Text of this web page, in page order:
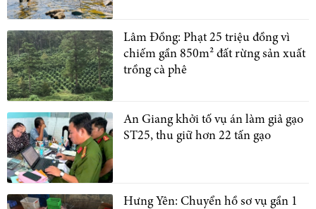
Lâm Đồng: Phạt 25 triệu đồng vì
chiếm gần 850m² đất rừng sản xuất
trồng cà phê
An Giang khởi tố vụ án làm giả gạo
ST25, thu giữ hơn 22 tấn gạo
Hưng Yên: Chuyển hồ sơ vụ gần 1